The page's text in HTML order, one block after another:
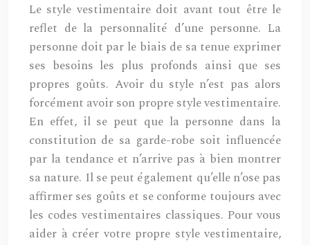
Le style vestimentaire doit avant tout être le
reflet de la personnalité d’une personne. La
personne doit par le biais de sa tenue exprimer
ses besoins les plus profonds ainsi que ses
propres goûts. Avoir du style n’est pas alors
forcément avoir son propre style vestimentaire.
En effet, il se peut que la personne dans la
constitution de sa garde-robe soit influencée
par la tendance et n’arrive pas à bien montrer
sa nature. Il se peut également qu’elle n’ose pas
affirmer ses goûts et se conforme toujours avec
les codes vestimentaires classiques. Pour vous
aider à créer votre propre style vestimentaire,